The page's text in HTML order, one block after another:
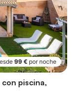
99 € por noche
con piscina,